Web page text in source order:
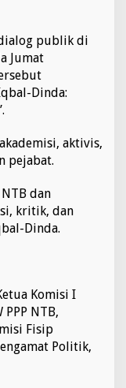
publik di
Jumat
Dinda:
aktivis,
pejabat.
dan
kritik, dan
Dinda.
Komisi I
PPP NTB,
Fisip
Politik,